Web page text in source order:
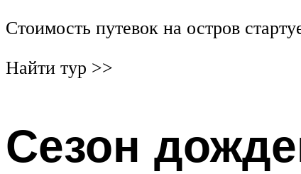
Стоимость путевок на остров
Найти тур >>
Сезон